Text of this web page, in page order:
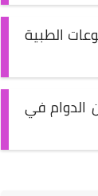
الطبية
الدوام في